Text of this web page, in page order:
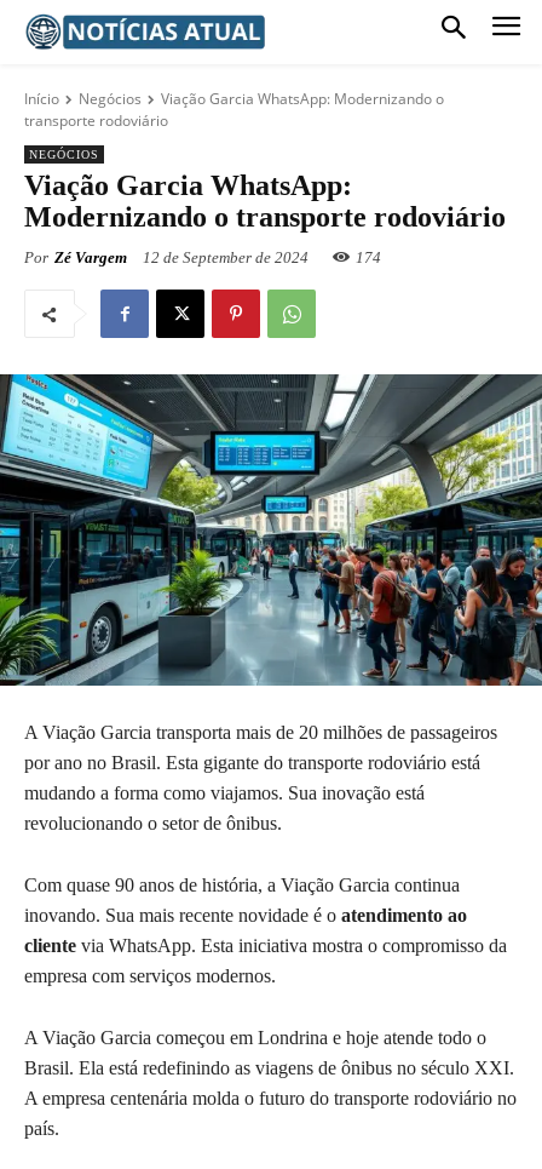
Início Negócios
Viação Garcia WhatsApp: Modernizando o
transporte rodoviário
NEGÓCIOS
Viação Garcia WhatsApp:
Modernizando o transporte rodoviário
Por Zé Vargem 12 de September de 2024 174
A Viação Garcia transporta mais de 20 milhões de passageiros
por ano no Brasil. Esta gigante do transporte rodoviário está
mudando a forma como viajamos. Sua inovação está
revolucionando o setor de ônibus.
Com quase 90 anos de história, a Viação Garcia continua
inovando. Sua mais recente novidade é o atendimento ao
cliente via WhatsApp. Esta iniciativa mostra o compromisso da
empresa com serviços modernos.
A Viação Garcia começou em Londrina e hoje atende todo o
Brasil. Ela está redefinindo as viagens de ônibus no século XXI.
A empresa centenária molda o futuro do transporte rodoviário no
país.